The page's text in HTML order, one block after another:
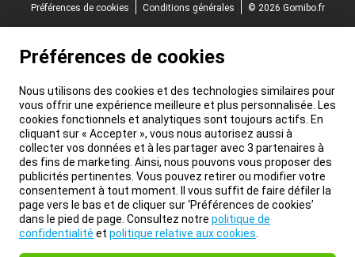
Préférences de cookies
Conditions générales © 2026 Gomibo.fr
Préférences de cookies
Nous utilisons des cookies et des technologies similaires pour
vous offrir une expérience meilleure et plus personnalisée. Les
cookies fonctionnels et analytiques sont toujours actifs. En
cliquant sur « Accepter », vous nous autorisez aussi à
collecter vos données et à les partager avec 3 partenaires à
des fins de marketing. Ainsi, nous pouvons vous proposer des
publicités pertinentes. Vous pouvez retirer ou modifier votre
consentement à tout moment. Il vous suffit de faire défiler la
page vers le bas et de cliquer sur ‘Préférences de cookies’
dans le pied de page. Consultez notre politique de
confidentialité et politique relative aux cookies